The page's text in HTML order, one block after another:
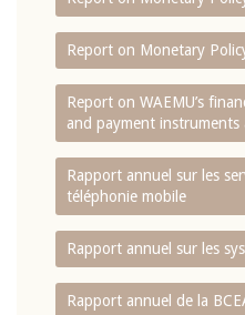
Report on Monetary
Report on WAEMU’s
and payment instruments
Rapport annuel sur les
téléphonie mobile
Rapport annuel sur les
Rapport annuel de la